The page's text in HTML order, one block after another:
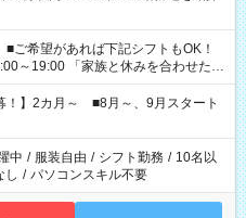
休みを合わせた
準備がしたい」 「できれば残業はし
くださいね。 ※Wワーク希望
望する勤務時間と、もう1つのお仕事
間を超える場合は応募できません。
！】2カ月～ ■8月～、9月スタート
中 / 服装自由 / シフト勤務 / 10名以
し / パソコンスキル不要